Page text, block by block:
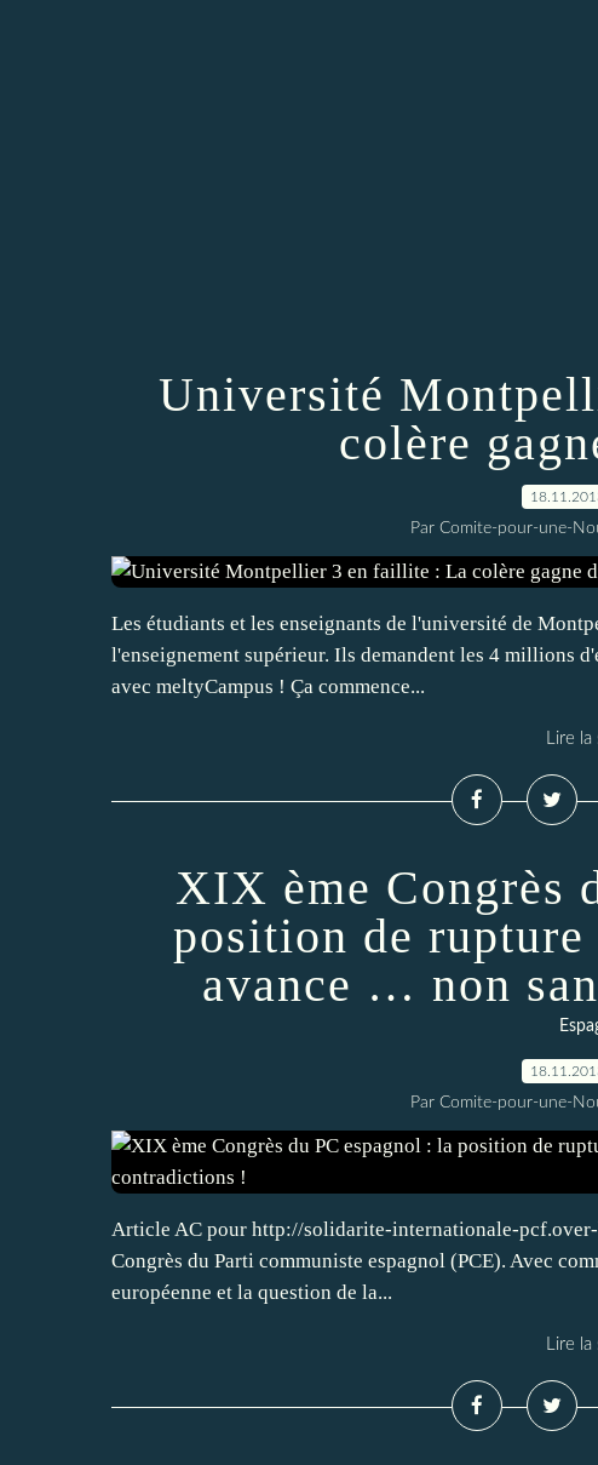
Université
colère
Par Comite-pour-une-
Les étudiants et les enseignants de l'université de
l'enseignement supérieur. Ils demandent les 4 millions
avec meltyCampus ! Ça commence...
Lire la
XIX ème Congrès
position de
avance … non
Par Comite-pour-une-
Article AC pour http://solidarite-internationale-
Congrès du Parti communiste espagnol (PCE). Avec
européenne et la question de la...
Lire la